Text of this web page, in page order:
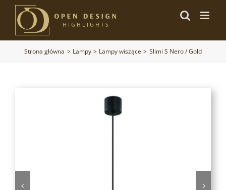
Przejdź
zawartości
Strona główna Lampy Lampy wiszące Slimi S Nero / Gold